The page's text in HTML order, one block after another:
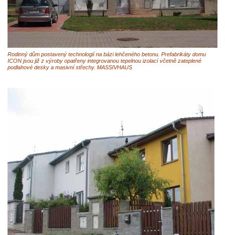
Rodinný dům postavený technologií na bázi lehčeného betonu. Prefabrikáty domu
ICON jsou již z výroby opatřeny integrovanou tepelnou izolací včetně zateplené
podlahové desky a masivní střechy. MASSIVHAUS